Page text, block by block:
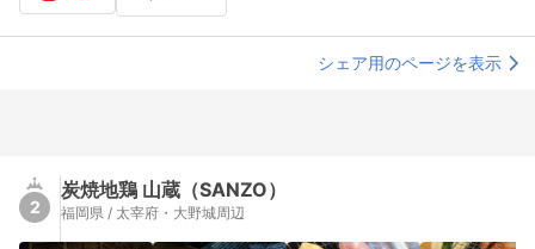
シェア用のページを表示
2
炭焼地鶏 山蔵（SANZO）
福岡県 / 太宰府・大野城周辺